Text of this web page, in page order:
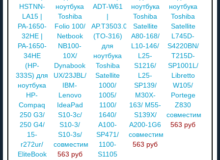
HSTNN-
LA15 |
PA-1650-
32HE |
PA-1650-
34HE
(HP-
333S) для
ноутбука
HP-
Compaq
250 G3/
250 G4/
15-
r272ur/
EliteBook
ноутбука
Toshiba
Folio 100/
Netbook
NB100-
10X/
Dynabook
UX/23JBL/
IBM-
Lenovo
IdeaPad
S10-3c/
S10-3/
S10-3s/
совместимый
563 руб
ADT-W61
AP.T3503.001
(TO-316)
для
ноутбука
Toshiba
Satellite
1000/
1005/
1100/
1640/
A100-
SP471/
1100-
S1105
ноутбука
Toshiba
Satellite
A80-168/
L10-146/
L25-
S1216/
L25-
SP139/
M30X-
163/ M55-
S139X/
A200-1G6
совместимый
563 руб
ноутбука
Toshiba
Satellite
L745D-
S4220BN/
T215D-
SP1001L/
Libretto
W105/
Portege
Z830
совместимый
563 руб